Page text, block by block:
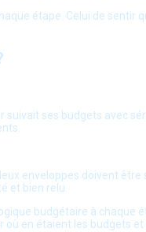
étape. Celui de
ses budgets avec
enveloppes doivent
et bien relu.
budgétaire à
en étaient les budgets